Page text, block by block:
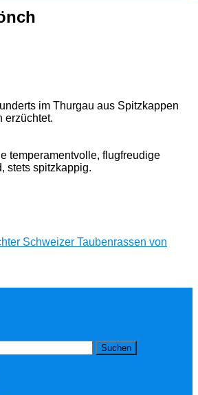
im Thurgau aus Spitzkappen
erzüchtet.
temperamentvolle, flugfreudige
stets spitzkappig.
Schweizer Taubenrassen von